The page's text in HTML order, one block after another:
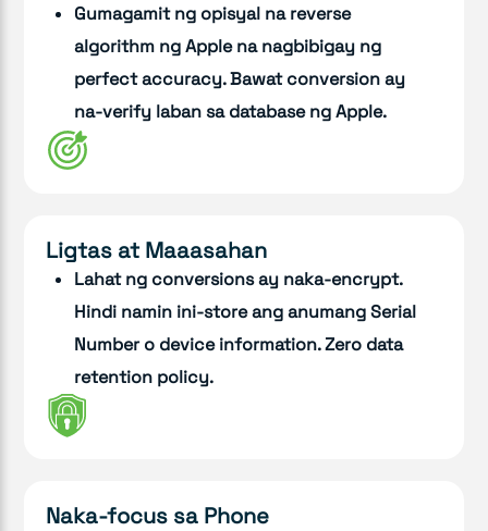
Gumagamit ng opisyal na reverse
algorithm ng Apple na nagbibigay ng
perfect accuracy. Bawat conversion ay
na-verify laban sa database ng Apple.
Ligtas at Maaasahan
Lahat ng conversions ay naka-encrypt.
Hindi namin ini-store ang anumang Serial
Number o device information. Zero data
retention policy.
Naka-focus sa Phone